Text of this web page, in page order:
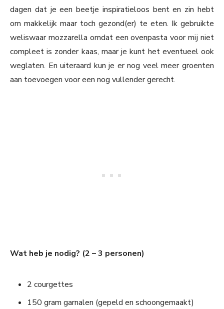
dagen dat je een beetje inspiratieloos bent en zin hebt
om makkelijk maar toch gezond(er) te eten. Ik gebruikte
weliswaar mozzarella omdat een ovenpasta voor mij niet
compleet is zonder kaas, maar je kunt het eventueel ook
weglaten. En uiteraard kun je er nog veel meer groenten
aan toevoegen voor een nog vullender gerecht.
Wat heb je nodig? (2 – 3 personen)
2 courgettes
150 gram garnalen (gepeld en schoongemaakt)